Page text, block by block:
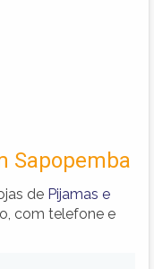
Sapopemba
de Pijamas e
com telefone e